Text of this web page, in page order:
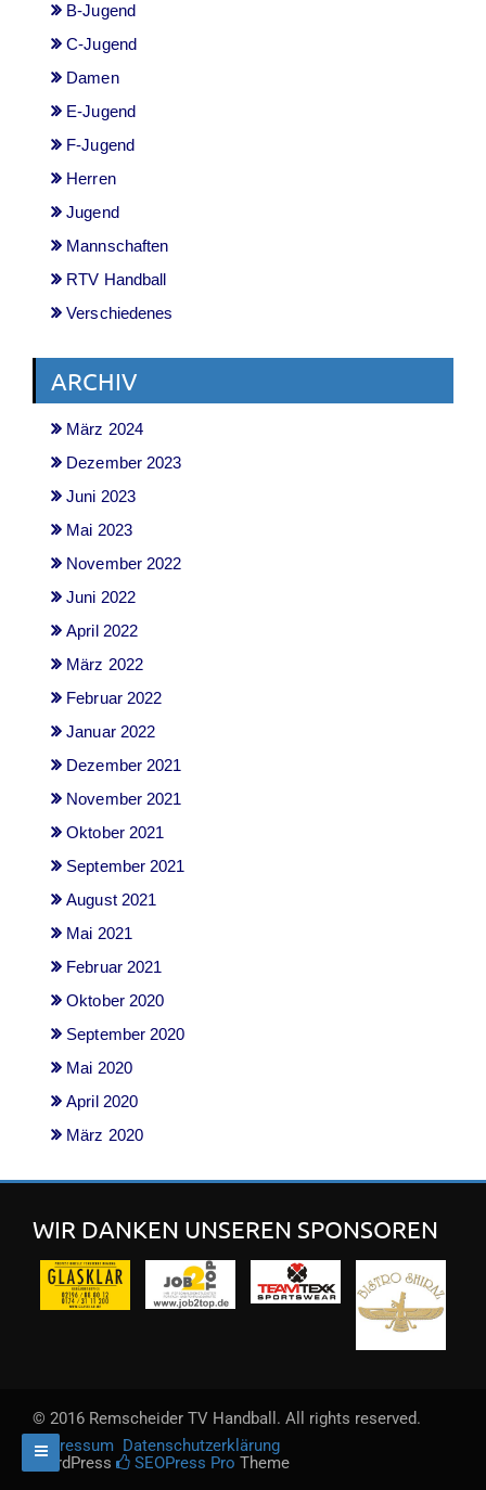
B-Jugend
C-Jugend
Damen
E-Jugend
F-Jugend
Herren
Jugend
Mannschaften
RTV Handball
Verschiedenes
ARCHIV
März 2024
Dezember 2023
Juni 2023
Mai 2023
November 2022
Juni 2022
April 2022
März 2022
Februar 2022
Januar 2022
Dezember 2021
November 2021
Oktober 2021
September 2021
August 2021
Mai 2021
Februar 2021
Oktober 2020
September 2020
Mai 2020
April 2020
März 2020
WIR DANKEN UNSEREN SPONSOREN
© 2016 Remscheider TV Handball. All rights reserved.
Impressum Datenschutzerklärung
WordPress
SEOPress Pro Theme